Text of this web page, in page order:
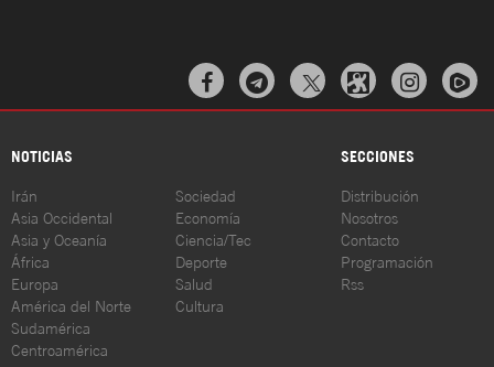
  
NOTICIAS SECCIONES
Irán
Asia Occidental
Asia y Oceanía
África
Europa
América del Norte
Sudamérica
Centroamérica
Sociedad
Economía
Ciencia/Tec
Deporte
Salud
Cultura
Distribución
Nosotros
Contacto
Programación
Rss